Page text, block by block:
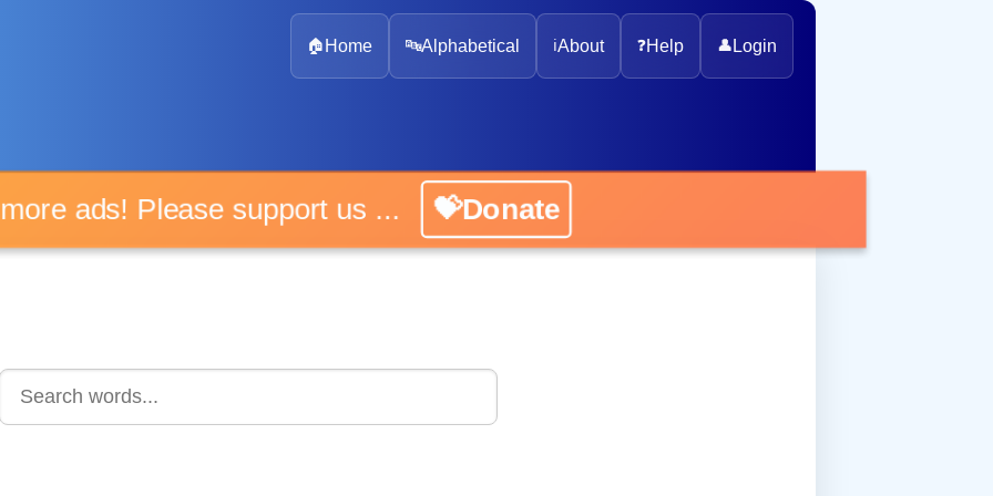
🏠 Home 🔤Alphabetical ℹ️About ❓Help 👤 Login
more ads! Please support us ... 💝Donate